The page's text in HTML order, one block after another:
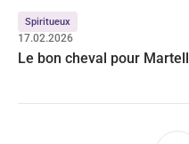
Spiritueux
17.02.2026
Le bon cheval pour Martell